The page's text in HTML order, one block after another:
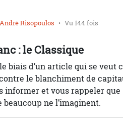
André Risopoulos Vu 144 fois
: le Classique
biais d’un article qui se veut
le blanchiment de
informer et vous rappeler que
ne l’imaginent.